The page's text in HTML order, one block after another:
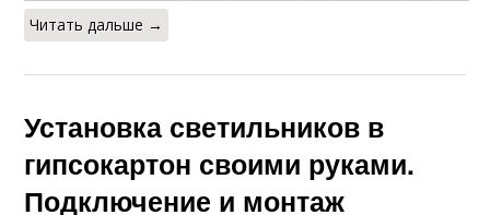
Читать дальше →
Установка светильников в
гипсокартон своими руками.
Подключение и монтаж